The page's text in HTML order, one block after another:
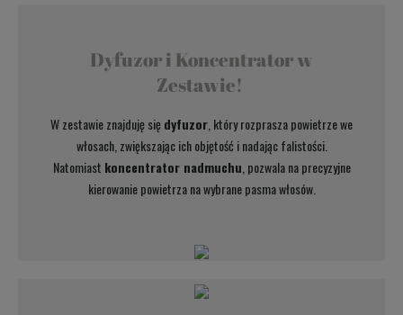
Dyfuzor i Koncentrator w
Zestawie!
W zestawie znajduję siędyfuzor , który rozprasza powietrze we
włosach, zwiększając ich objętość i nadając falistości.
Natomiast koncentrator nadmuchu , pozwala na precyzyjne
kierowanie powietrza na wybrane pasma włosów.